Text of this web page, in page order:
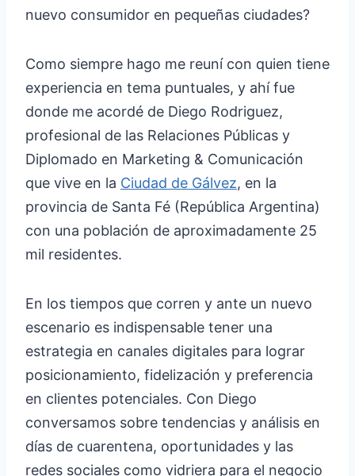
nuevo consumidor en pequeñas ciudades?
Como siempre hago me reuní con quien tiene
experiencia en tema puntuales, y ahí fue
donde me acordé de Diego Rodriguez,
profesional de las Relaciones Públicas y
Diplomado en Marketing & Comunicación
que vive en la Ciudad de Gálvez, en la
provincia de Santa Fé (República Argentina)
con una población de aproximadamente 25
mil residentes.
En los tiempos que corren y ante un nuevo
escenario es indispensable tener una
estrategia en canales digitales para lograr
posicionamiento, fidelización y preferencia
en clientes potenciales. Con Diego
conversamos sobre tendencias y análisis en
días de cuarentena, oportunidades y las
redes sociales como vidriera para el negocio